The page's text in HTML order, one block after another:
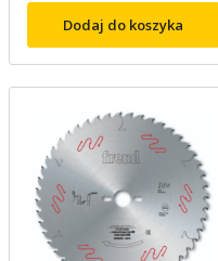
Dodaj do koszyka